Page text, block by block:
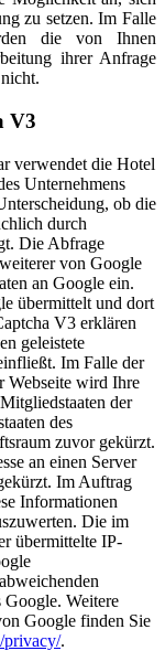
zu setzen. Im Falle
die von Ihnen
ihrer Anfrage
V3
verwendet die Hotel
Unternehmens
ob die
durch
Die Abfrage
von Google
an Google ein.
übermittelt und dort
V3 erklären
geleistete
Im Falle der
Webseite wird Ihre
der
des
zuvor gekürzt.
an einen Server
Im Auftrag
Informationen
Die im
übermittelte IP-
Google. Weitere
Google finden Sie
privacy/.